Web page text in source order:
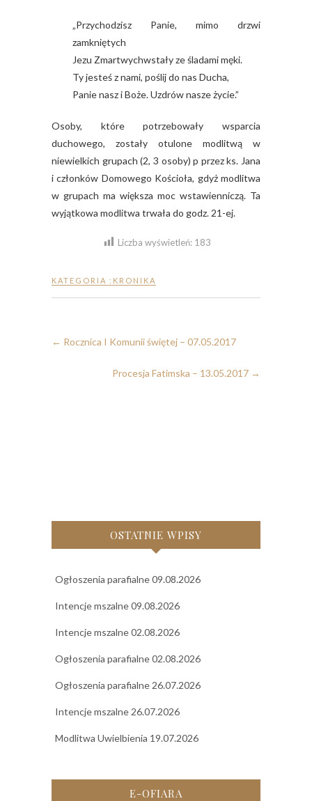
„Przychodzisz Panie, mimo drzwi
zamkniętych
Jezu Zmartwychwstały ze śladami męki.
Ty jesteś z nami, poślij do nas Ducha,
Panie nasz i Boże. Uzdrów nasze życie.”
Osoby, które potrzebowały wsparcia
duchowego, zostały otulone modlitwą w
niewielkich grupach (2, 3 osoby) p przez ks. Jana
i członków Domowego Kościoła, gdyż modlitwa
w grupach ma większa moc wstawienniczą. Ta
wyjątkowa modlitwa trwała do godz. 21-ej.
Liczba wyświetleń: 183
KATEGORIA : KRONIKA
← Rocznica I Komunii świętej – 07.05.2017
Procesja Fatimska – 13.05.2017 →
OSTATNIE WPISY
Ogłoszenia parafialne 09.08.2026
Intencje mszalne 09.08.2026
Intencje mszalne 02.08.2026
Ogłoszenia parafialne 02.08.2026
Ogłoszenia parafialne 26.07.2026
Intencje mszalne 26.07.2026
Modlitwa Uwielbienia 19.07.2026
E-OFIARA